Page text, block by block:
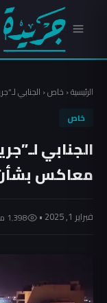
الرئيسية‹ خاص‹ الجنابي
خاص
الجنابي
معاكس
فبراير 1, 2025 • 1٬398 مشاهدة